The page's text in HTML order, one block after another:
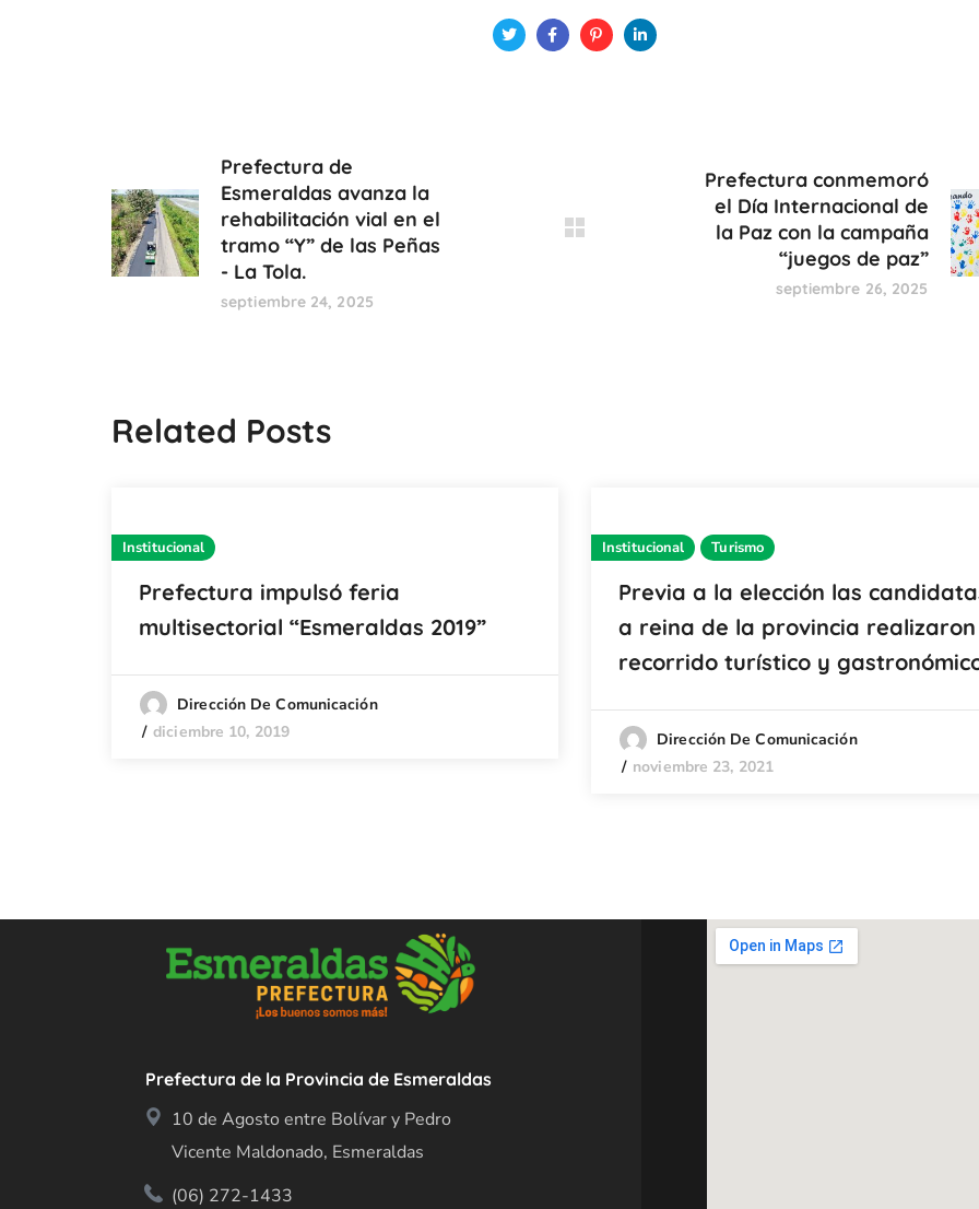
Prefectura de
Esmeraldas avanza la
rehabilitación vial en el
tramo “Y” de las Peñas
- La Tola.
septiembre 24, 2025
Prefectura conmemoró
el Día Internacional de
la Paz con la campaña
“juegos de paz”
septiembre 26, 2025
Related Posts
Institucional
Prefectura impulsó feria
multisectorial “Esmeraldas 2019”
Dirección De Comunicación
diciembre 10, 2019
Institucional Turismo
Previa a la elección las
a reina de la provincia realizaron
recorrido turístico y
Dirección De Comunicación
noviembre 23, 2021
Prefectura de la Provincia de Esmeraldas
10 de Agosto entre Bolívar y Pedro
Vicente Maldonado, Esmeraldas
(06) 272-1433